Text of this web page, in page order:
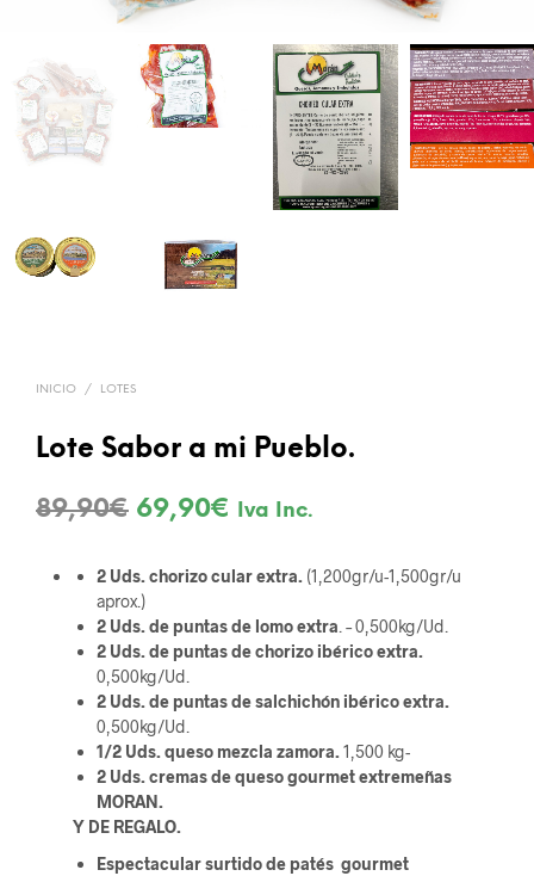
INICIO / LOTES
Lote Sabor a mi Pueblo.
89,90€ El
original
era:
89,90€.
69,90€ El
actual
es:
69,90€.
Iva Inc.
2 Uds. chorizo cular extra.(1,200gr/u-1,500gr/u
aprox.)
2 Uds. de puntas de lomo extra . – 0,500kg/Ud.
2 Uds. de puntas de chorizo ibérico extra.
0,500kg/Ud.
2 Uds. de puntas de salchichón ibérico extra.
0,500kg/Ud.
1/2 Uds. queso mezcla zamora.1,500 kg-
2 Uds. cremas de queso gourmet extremeñas
MORAN.
Y DE REGALO.
Espectacular surtido de patés gourmet